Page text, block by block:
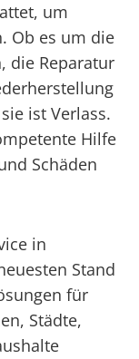
um
Ob es um die
die Reparatur
ist Verlass.
Hilfe
Schäden
in
Stand
für
Städte,